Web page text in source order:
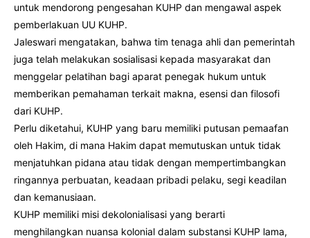
untuk mendorong pengesahan KUHP dan mengawal aspek
pemberlakuan UU KUHP.
Jaleswari mengatakan, bahwa tim tenaga ahli dan pemerintah
juga telah melakukan sosialisasi kepada masyarakat dan
menggelar pelatihan bagi aparat penegak hukum untuk
memberikan pemahaman terkait makna, esensi dan filosofi
dari KUHP.
Perlu diketahui, KUHP yang baru memiliki putusan pemaafan
oleh Hakim, di mana Hakim dapat memutuskan untuk tidak
menjatuhkan pidana atau tidak dengan mempertimbangkan
ringannya perbuatan, keadaan pribadi pelaku, segi keadilan
dan kemanusiaan.
KUHP memiliki misi dekolonialisasi yang berarti
menghilangkan nuansa kolonial dalam substansi KUHP lama,